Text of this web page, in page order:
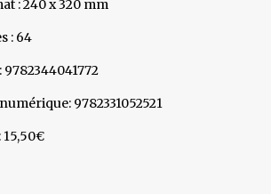
: 240 x 320 mm
: 64
9782344041772
9782331052521
15,50€